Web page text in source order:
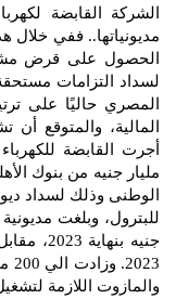
الشركة القابضة
مديونياتها.. ففي خلال
لسداد التزامات
المصري حاليًا على
المالية، والمتوقع
مليار جنيه من بنوك
الوطنى وذلك لسداد
والمازوت اللازمة